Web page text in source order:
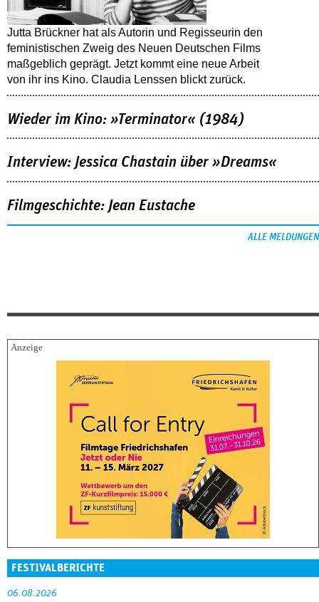
Jutta Brückner hat als Autorin und Regisseurin den
feministischen Zweig des Neuen Deutschen Films
maßgeblich geprägt. Jetzt kommt eine neue Arbeit
von ihr ins Kino. Claudia Lenssen blickt zurück.
Wieder im Kino: »Terminator« (1984)
Interview: Jessica Chastain über »Dreams«
Filmgeschichte: Jean Eustache
ALLE MELDUNGEN
FESTIVALBERICHTE
06.08.2026